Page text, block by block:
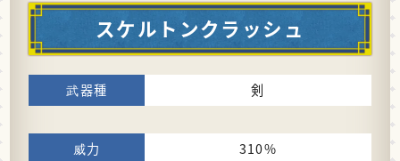
スケルトンクラッシュ
剣
310%